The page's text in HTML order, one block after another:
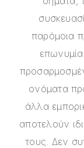
παρόμοια
ονόματα
άλλα
αποτελούν
τους. Δεν